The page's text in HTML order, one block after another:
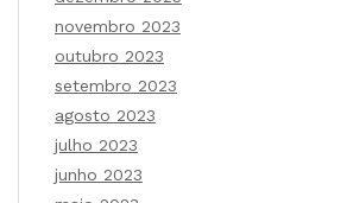
novembro 2023
outubro 2023
setembro 2023
agosto 2023
julho 2023
junho 2023